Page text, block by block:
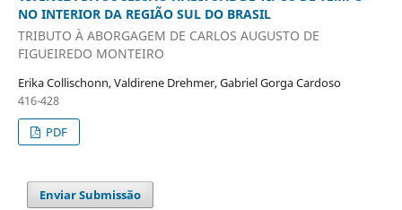
NO INTERIOR DA REGIÃO SUL DO BRASIL
TRIBUTO À ABORGAGEM DE CARLOS AUGUSTO DE
FIGUEIREDO MONTEIRO
Erika Collischonn, Valdirene Drehmer, Gabriel Gorga Cardoso
416-428
PDF
Enviar Submissão